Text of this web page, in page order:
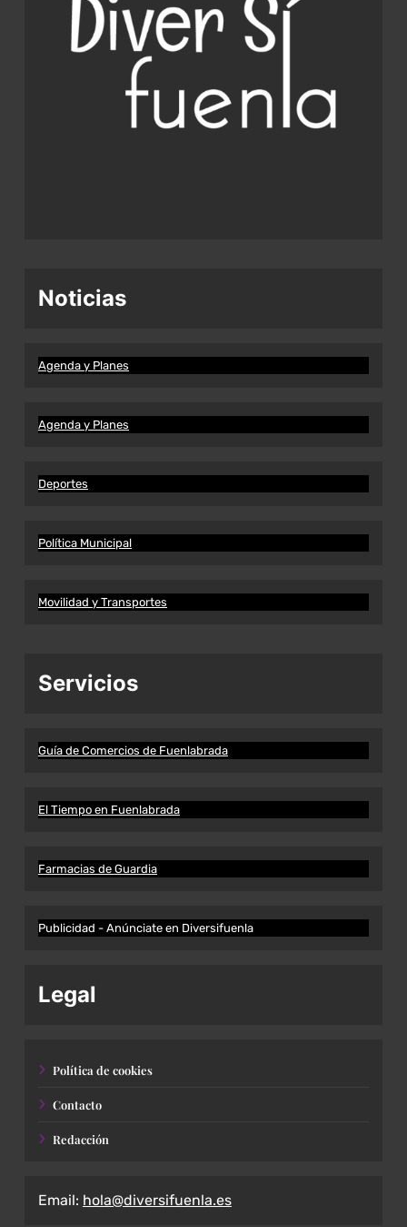
Noticias
Agenda y Planes
Agenda y Planes
Deportes
Política Municipal
Movilidad y Transportes
Servicios
Guía de Comercios de Fuenlabrada
El Tiempo en Fuenlabrada
Farmacias de Guardia
Publicidad - Anúnciate en Diversifuenla
Legal
Política de cookies
Contacto
Redacción
Email: hola@diversifuenla.es